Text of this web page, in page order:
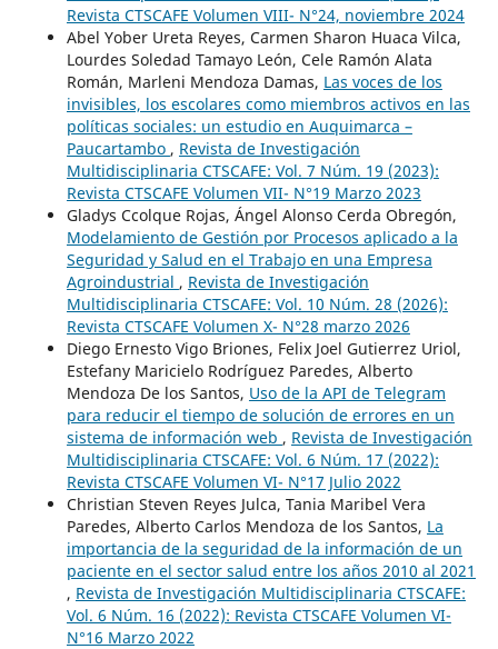
Revista CTSCAFE Volumen VIII- N°24, noviembre 2024
Abel Yober Ureta Reyes, Carmen Sharon Huaca Vilca,
Lourdes Soledad Tamayo León, Cele Ramón Alata
Román, Marleni Mendoza Damas, Las voces de los
invisibles, los escolares como miembros activos en las
políticas sociales: un estudio en Auquimarca –
Paucartambo , Revista de Investigación
Multidisciplinaria CTSCAFE: Vol. 7 Núm. 19 (2023):
Revista CTSCAFE Volumen VII- N°19 Marzo 2023
Gladys Ccolque Rojas, Ángel Alonso Cerda Obregón,
Modelamiento de Gestión por Procesos aplicado a la
Seguridad y Salud en el Trabajo en una Empresa
Agroindustrial , Revista de Investigación
Multidisciplinaria CTSCAFE: Vol. 10 Núm. 28 (2026):
Revista CTSCAFE Volumen X- N°28 marzo 2026
Diego Ernesto Vigo Briones, Felix Joel Gutierrez Uriol,
Estefany Maricielo Rodríguez Paredes, Alberto
Mendoza De los Santos, Uso de la API de Telegram
para reducir el tiempo de solución de errores en un
sistema de información web , Revista de Investigación
Multidisciplinaria CTSCAFE: Vol. 6 Núm. 17 (2022):
Revista CTSCAFE Volumen VI- N°17 Julio 2022
Christian Steven Reyes Julca, Tania Maribel Vera
Paredes, Alberto Carlos Mendoza de los Santos, La
importancia de la seguridad de la información de un
paciente en el sector salud entre los años 2010 al 2021
, Revista de Investigación Multidisciplinaria CTSCAFE:
Vol. 6 Núm. 16 (2022): Revista CTSCAFE Volumen VI-
N°16 Marzo 2022